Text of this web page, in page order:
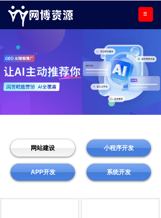
小程序开发
网站建设
系统开发
APP开发